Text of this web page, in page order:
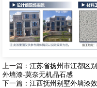
上一篇： 江苏省扬州市江都区
外墙漆-莫奈无机晶石感
下一篇： 江西抚州别墅外墙漆